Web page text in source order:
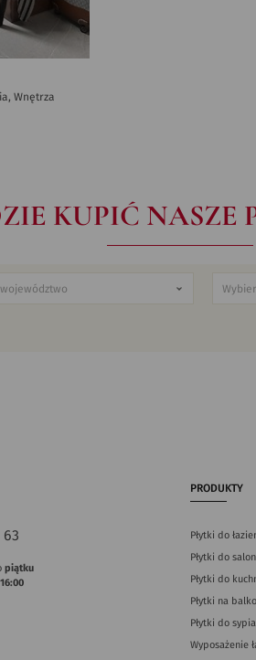
Wnętrza
KUPIĆ NASZE
63
piątku
PRODUKTY
Płytki do
Płytki do
Płytki do
Płytki na
Płytki do
Wyposażenie